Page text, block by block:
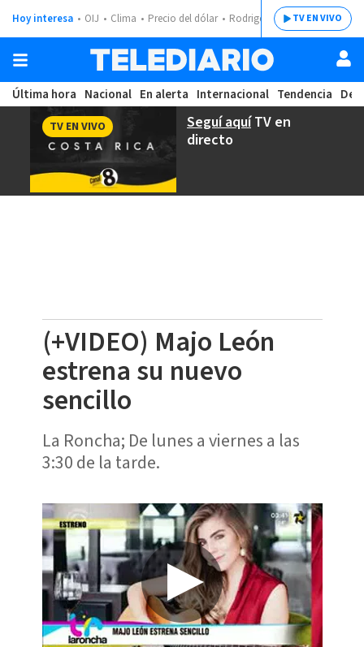
Hoy interesa OIJ Clima Precio del dólar Rodrigo ChavesTV EN VIVO
Última hora Nacional En alerta Internacional Tendencia
Seguí aquíTV en
directo
TV EN VIVO
(+VIDEO) Majo León
estrena su nuevo
sencillo
La Roncha; De lunes a viernes a las
3:30 de la tarde.